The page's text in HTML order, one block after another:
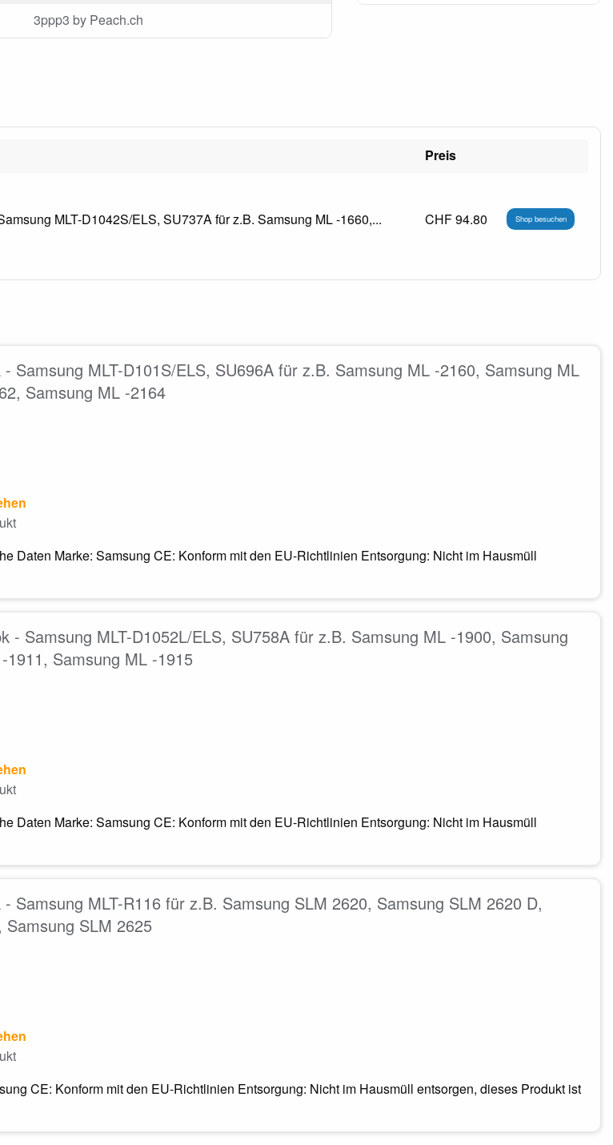
3ppp3 by Peach.ch
Preis
MLT-D1042S/ELS, SU737A für z.B. Samsung ML -1660,... CHF 94.80 Shop besuchen
Samsung MLT-D101S/ELS, SU696A für z.B. Samsung ML -2160, Samsung ML
Samsung ML -2164
Daten Marke: Samsung CE: Konform mit den EU-Richtlinien Entsorgung: Nicht im Hausmüll
- Samsung MLT-D1052L/ELS, SU758A für z.B. Samsung ML -1900, Samsung
Samsung ML -1915
Daten Marke: Samsung CE: Konform mit den EU-Richtlinien Entsorgung: Nicht im Hausmüll
Samsung MLT-R116 für z.B. Samsung SLM 2620, Samsung SLM 2620 D,
SLM 2625
CE: Konform mit den EU-Richtlinien Entsorgung: Nicht im Hausmüll entsorgen, dieses Produkt ist